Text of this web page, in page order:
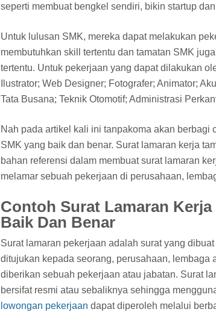
seperti membuat bengkel sendiri, bikin startup
Untuk lulusan SMK, mereka dapat melakukan
membutuhkan skill tertentu dan tamatan SMK
tertentu. Untuk pekerjaan yang dapat dilakukan
Ilustrator; Web Designer; Fotografer; Animator;
Tata Busana; Teknik Otomotif; Administrasi
Nah pada artikel kali ini tanpakoma akan berbagi
SMK yang baik dan benar. Surat lamaran kerja
bahan referensi dalam membuat surat lamaran
melamar sebuah pekerjaan di perusahaan,
Contoh Surat Lamaran
Baik Dan Benar
Surat lamaran pekerjaan adalah surat yang
ditujukan kepada seorang, perusahaan, lembaga
diberikan sebuah pekerjaan atau jabatan. Surat
bersifat resmi atau sebaliknya sehingga
lowongan pekerjaan dapat diperoleh melalui